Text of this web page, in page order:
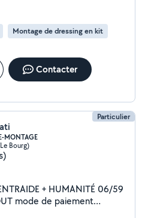
Montage de dressing en kit
Contacter
Particulier
MONTAGE
Bourg)
mode de paiement